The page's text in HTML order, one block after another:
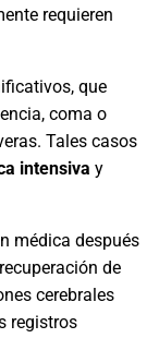
requieren
que
coma o
Tales casos
intensiva y
médica después
de
cerebrales
registros